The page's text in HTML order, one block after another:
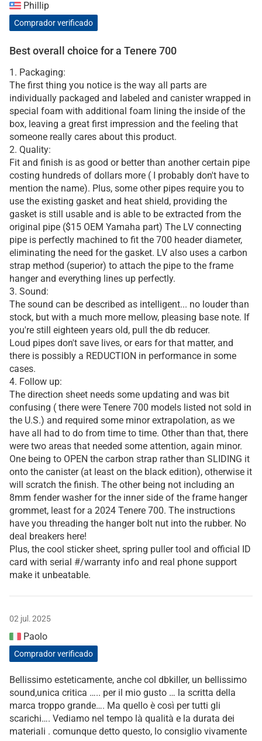
Phillip
Comprador verificado
Best overall choice for a Tenere 700
1. Packaging:
The first thing you notice is the way all parts are
individually packaged and labeled and canister wrapped in
special foam with additional foam lining the inside of the
box, leaving a great first impression and the feeling that
someone really cares about this product.
2. Quality:
Fit and finish is as good or better than another certain pipe
costing hundreds of dollars more ( I probably don't have to
mention the name). Plus, some other pipes require you to
use the existing gasket and heat shield, providing the
gasket is still usable and is able to be extracted from the
original pipe ($15 OEM Yamaha part) The LV connecting
pipe is perfectly machined to fit the 700 header diameter,
eliminating the need for the gasket. LV also uses a carbon
strap method (superior) to attach the pipe to the frame
hanger and everything lines up perfectly.
3. Sound:
The sound can be described as intelligent... no louder than
stock, but with a much more mellow, pleasing base note. If
you're still eighteen years old, pull the db reducer.
Loud pipes don't save lives, or ears for that matter, and
there is possibly a REDUCTION in performance in some
cases.
4. Follow up:
The direction sheet needs some updating and was bit
confusing ( there were Tenere 700 models listed not sold in
the U.S.) and required some minor extrapolation, as we
have all had to do from time to time. Other than that, there
were two areas that needed some attention, again minor.
One being to OPEN the carbon strap rather than SLIDING it
onto the canister (at least on the black edition), otherwise it
will scratch the finish. The other being not including an
8mm fender washer for the inner side of the frame hanger
grommet, least for a 2024 Tenere 700. The instructions
have you threading the hanger bolt nut into the rubber. No
deal breakers here!
Plus, the cool sticker sheet, spring puller tool and official ID
card with serial #/warranty info and real phone support
make it unbeatable.
02 jul. 2025
Paolo
Comprador verificado
Bellissimo esteticamente, anche col dbkiller, un bellissimo
sound,unica critica ….. per il mio gusto … la scritta della
marca troppo grande…. Ma quello è così per tutti gli
scarichi…. Vediamo nel tempo là qualità e la durata dei
materiali . comunque detto questo, lo consiglio vivamente